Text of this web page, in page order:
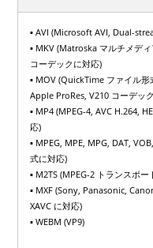
▪ AVI (Microsoft AVI, Dual-
▪ MKV (Matroska マルチメデ
コーデックに対応)
▪ MOV (QuickTime ファイル
Apple ProRes, V210 コーデッ
▪ MP4 (MPEG-4, AVC H.264,
応)
▪ MPEG, MPE, MPG, DAT,
式に対応)
▪ M2TS (MPEG-2 トランスポ
▪ MXF (Sony, Panasonic,
XAVC に対応)
▪ WEBM (VP9)